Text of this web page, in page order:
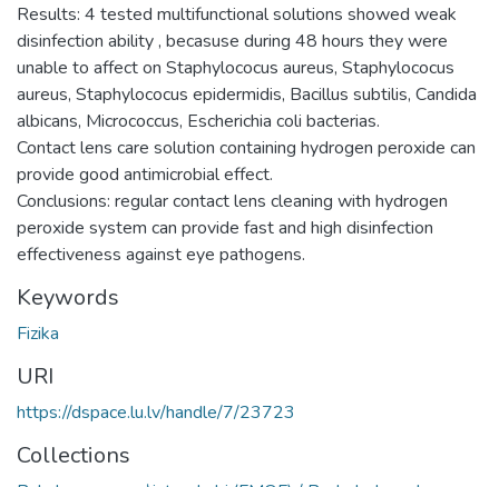
Results: 4 tested multifunctional solutions showed weak
disinfection ability , becasuse during 48 hours they were
unable to affect on Staphylococus aureus, Staphylococus
aureus, Staphylococus epidermidis, Bacillus subtilis, Candida
albicans, Micrococcus, Escherichia coli bacterias.
Contact lens care solution containing hydrogen peroxide can
provide good antimicrobial effect.
Conclusions: regular contact lens cleaning with hydrogen
peroxide system can provide fast and high disinfection
effectiveness against eye pathogens.
Keywords
Fizika
URI
https://dspace.lu.lv/handle/7/23723
Collections